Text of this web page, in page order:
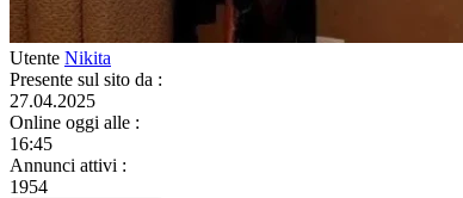
Utente Nikita
Presente sul sito da :
27.04.2025
Online oggi alle :
16:45
Annunci attivi :
1954